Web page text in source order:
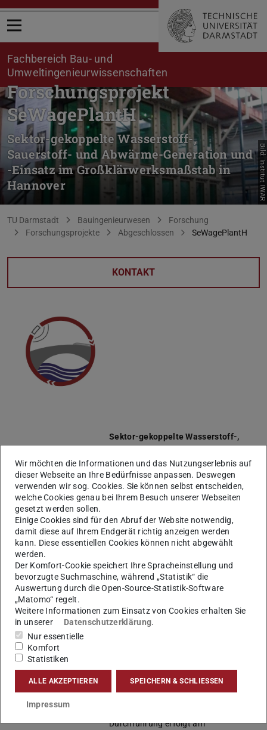
Menü öffnen
Fachbereich Bau- und
Umweltingenieurwissenschaften
Forschungsprojekt
SeWagePlantH
Sektor-gekoppelte Wasserstoff-,
Sauerstoff- und Abwärme-Generation und
-Einsatz im Großklärwerksmaßstab in
Hannover
Bild: Institut IWAR
Sie befinden sich hier:
TU Darmstadt Bauingenieurwesen
Forschung
Forschungsprojekte
Abgeschlossen SeWagePlantH
KONTAKT
Projektbezeichnung
Sektor-gekoppelte Wasserstoff-,
Generation und -Einsatz im
Großklärwerksmaßstab in Hannover
Akronym SeWagePlantH
Projektpartner
Leibniz Universität Hannover
Niedersächsische Ministerium für
Umwelt, Energie, Bauen und
Klimaschutz
TU Darmstadt,
Institut IWAR
Laufzeit
Fördergeber 6,37 Mio. Euro
Projektinhalt
Messungen durchzuführen und
Durchführung erfolgt am
Wir möchten die Informationen und das Nutzungserlebnis auf
dieser Webseite an Ihre Bedürfnisse anpassen. Deswegen
verwenden wir sog. Cookies. Sie können selbst entscheiden,
welche Cookies genau bei Ihrem Besuch unserer Webseiten
gesetzt werden sollen.
Einige Cookies sind für den Abruf der Website notwendig,
damit diese auf Ihrem Endgerät richtig anzeigen werden
kann. Diese essentiellen Cookies können nicht abgewählt
werden.
Der Komfort-Cookie speichert Ihre Spracheinstellung und
bevorzugte Suchmaschine, während „Statistik“ die
Auswertung durch die Open-Source-Statistik-Software
„Matomo“ regelt.
Weitere Informationen zum Einsatz von Cookies erhalten Sie
in unserer
Datenschutzerklärung.
Nur essentielle
Komfort
Statistiken
ALLE AKZEPTIEREN SPEICHERN & SCHLIESSEN
Impressum